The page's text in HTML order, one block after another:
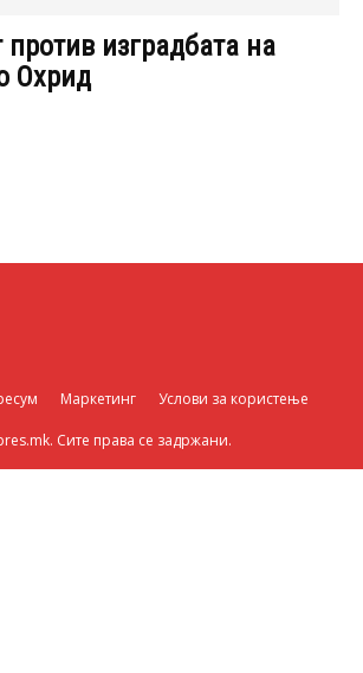
против изградбата на
Охрид
Маркетинг Услови за користење
Сите права се задржани.